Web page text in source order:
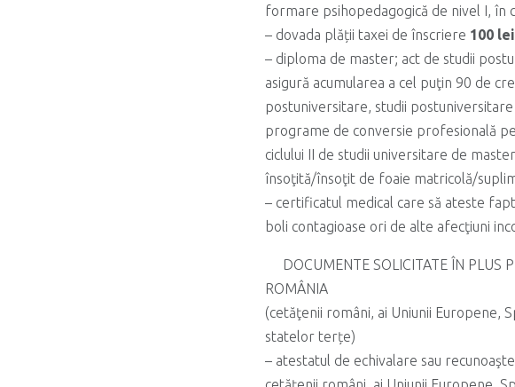
formare psihopedagogică de nivel I, în
– dovada plății taxei de înscriere 100 lei
– diploma de master; act de studii
asigură acumularea a cel puţin 90 de
postuniversitare, studii
programe de conversie profesională
ciclului II de studii universitare de
însoţită/însoţit de foaie matricolă/
– certificatul medical care să ateste
boli contagioase ori de alte afecţiuni
DOCUMENTE SOLICITATE ÎN PLUS
ROMÂNIA
(cetăţenii români, ai Uniunii Europene,
statelor terțe)
– atestatul de echivalare sau